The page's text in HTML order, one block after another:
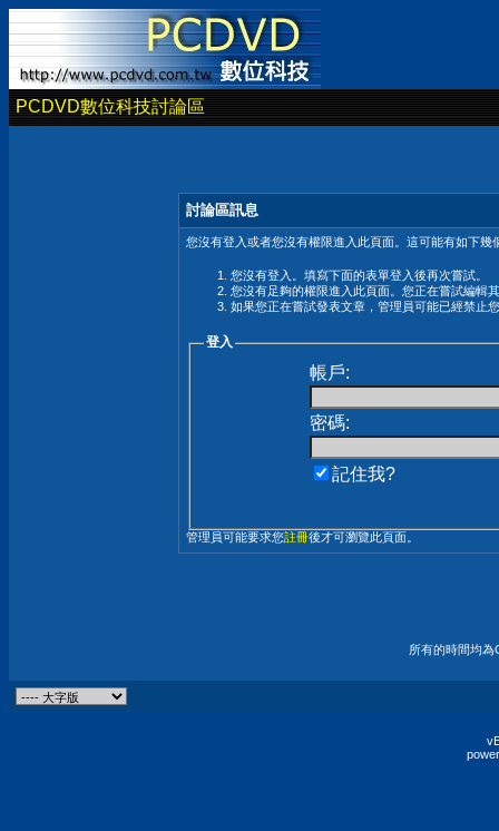
PCDVD數位科技討論區
討論區訊息
您沒有登入或者您沒有權限進入此頁面。這可能有如下幾
您沒有登入。填寫下面的表單登入後再次嘗試。
您沒有足夠的權限進入此頁面。您正在嘗試編輯
如果您正在嘗試發表文章，管理員可能已經禁止
登入
帳戶:
密碼:
記住我?
管理員可能要求您註冊後才可瀏覽此頁面。
所有的時間均為